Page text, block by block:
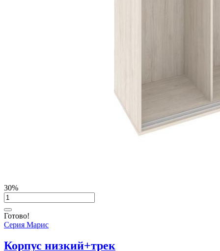
30%
Готово!
Серия Марис
Корпус низкий+трек